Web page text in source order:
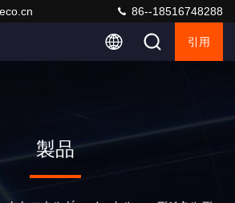
86--18516748288
引用
製品